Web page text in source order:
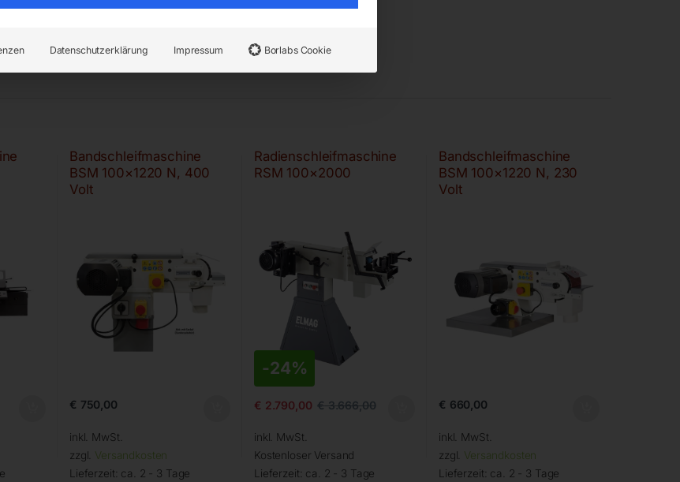
Bandschleifmaschine
BSM 100×1220 N, 400
Volt
€ 750,00
inkl. MwSt.
zzgl. Versandkosten
Lieferzeit: ca. 2 - 3 Tage
Radienschleifmaschine
RSM 100×2000
-24%
€ 2.790,00 €3.666,00
inkl. MwSt.
Kostenloser Versand
Lieferzeit: ca. 2 - 3 Tage
Bandschleifmaschine
BSM 100×1220 N, 230
Volt
€ 660,00
inkl. MwSt.
zzgl. Versandkosten
Lieferzeit: ca. 2 - 3 Tage
Datenschutzerklärung Impressum Borlabs Cookie